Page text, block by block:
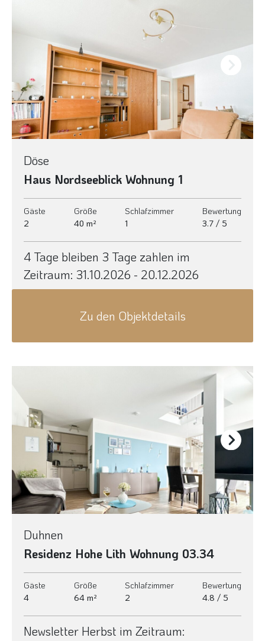
Döse
Haus Nordseeblick Wohnung 1
Gäste
2
Größe
40 m²
Schlafzimmer
1
Bewertung
3.7 / 5
4 Tage bleiben 3 Tage zahlen im
Zeitraum: 31.10.2026 - 20.12.2026
Zu den Objektdetails
Next
Duhnen
Residenz Hohe Lith Wohnung 03.34
Gäste
4
Größe
64 m²
Schlafzimmer
2
Bewertung
4.8 / 5
Newsletter Herbst im Zeitraum: